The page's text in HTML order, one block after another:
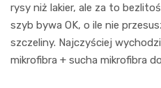
rysy niż lakier, ale za to
szyb bywa OK, o ile nie
szczeliny. Najczyściej
mikrofibra + sucha mikrofibra